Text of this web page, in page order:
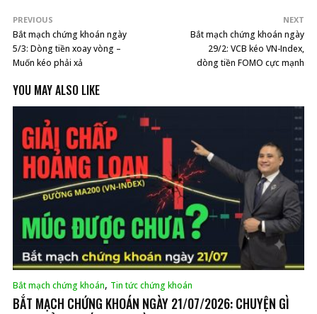
PREVIOUS
Bắt mạch chứng khoán ngày
5/3: Dòng tiền xoay vòng –
Muốn kéo phải xả
NEXT
Bắt mạch chứng khoán ngày
29/2: VCB kéo VN-Index,
dòng tiền FOMO cực mạnh
YOU MAY ALSO LIKE
Bắt mạch chứng khoán, Tin tức chứng khoán
BẮT MẠCH CHỨNG KHOÁN NGÀY 21/07/2026: CHUYỆN GÌ